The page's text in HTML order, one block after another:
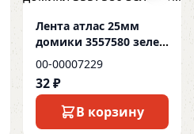
Лента атлас 25мм
домики 3557580 зелен
1м
00-00007229
32 ₽
В корзину